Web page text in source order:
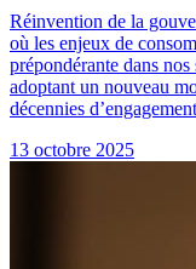
Réinvention de la
où les enjeux de
prépondérante dans
adoptant un nouveau
décennies
13 octobre 2025